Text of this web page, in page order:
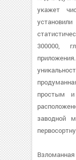
укажет
300000,
простым
заводной